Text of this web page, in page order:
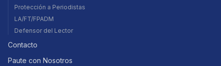
Protección a Periodistas
LA/FT/FPADM
Defensor del Lector
Contacto
Paute con Nosotros